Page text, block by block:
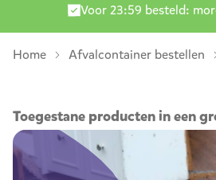
Levering door heel
Home Afvalcontainer bestellen
Toegestane producten in een
Grofvuil container bestellen